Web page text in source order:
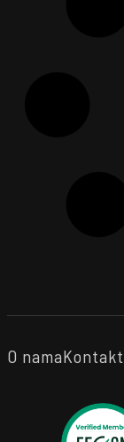
O namaKontakt